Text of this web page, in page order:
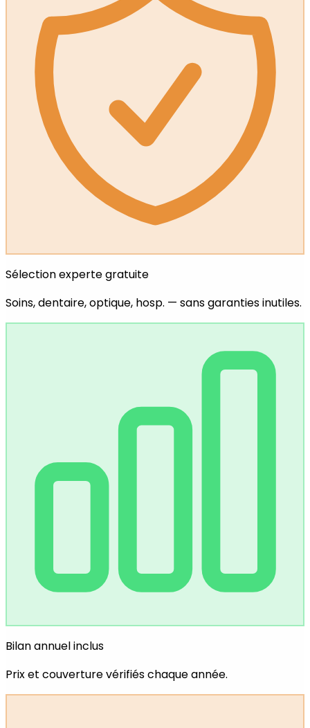
Sélection experte gratuite
Soins, dentaire, optique, hosp. — sans garanties inutiles.
Bilan annuel inclus
Prix et couverture vérifiés chaque année.